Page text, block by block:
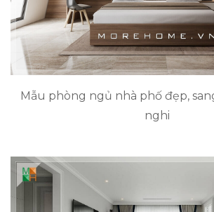
Mẫu phòng ngủ nhà phố đẹp,
nghi